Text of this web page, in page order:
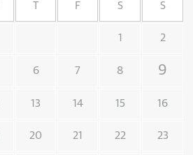
F S S
1 2
6 7 8 9
13 14 15 16
20 21 22 23